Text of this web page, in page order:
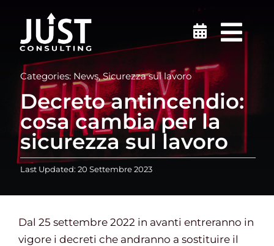
contenuto
Sicurezza sul lavoro
Medicina del Lavoro
Ambiente
Certificazioni
Formazione
Categories: News,Sicurezza sul lavoro
Decreto antincendio:
cosa cambia per la
sicurezza sul lavoro
Last Updated: 20 Settembre 2023
Dal 25 settembre 2022 in avanti entreranno in
vigore i decreti che andranno a sostituire il